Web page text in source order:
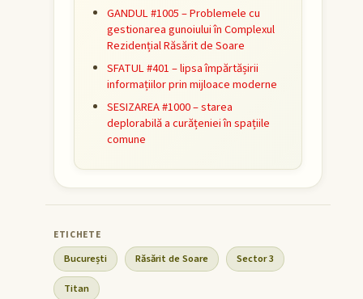
GANDUL #1005 – Problemele cu
gestionarea gunoiului în Complexul
Rezidențial Răsărit de Soare
SFATUL #401 – lipsa împărtășirii
informațiilor prin mijloace moderne
SESIZAREA #1000 – starea
deplorabilă a curățeniei în spațiile
comune
București Răsărit de Soare Sector 3
Titan